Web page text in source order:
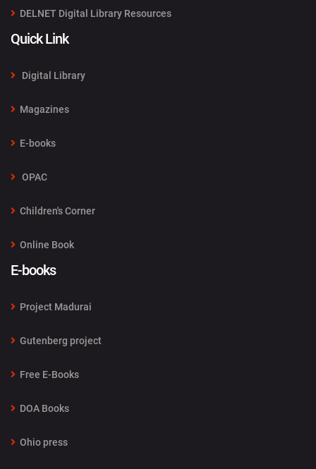
DELNET Digital Library Resources
Quick Link
Digital Library
Magazines
E-books
OPAC
Children's Corner
Online Book
E-books
Project Madurai
Gutenberg project
Free E-Books
DOA Books
Ohio press